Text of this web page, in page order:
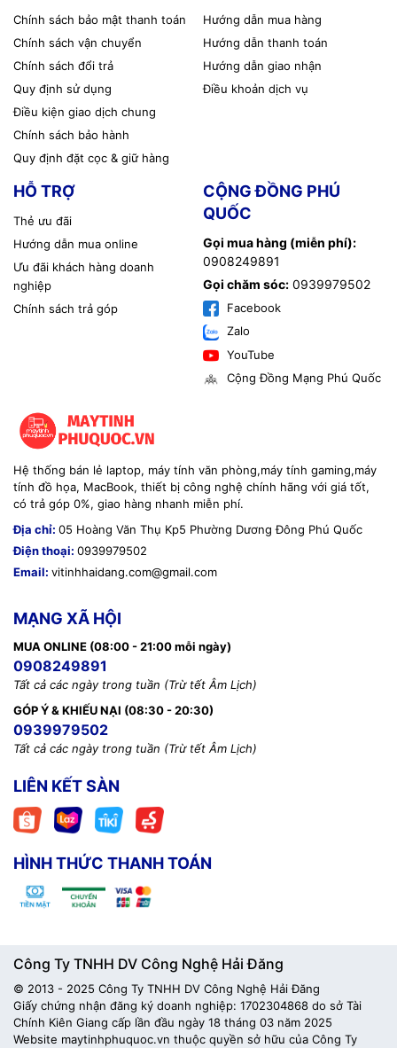
Chính sách bảo mật thanh toán
Chính sách vận chuyển
Chính sách đổi trả
Quy định sử dụng
Điều kiện giao dịch chung
Chính sách bảo hành
Quy định đặt cọc & giữ hàng
Hướng dẫn mua hàng
Hướng dẫn thanh toán
Hướng dẫn giao nhận
Điều khoản dịch vụ
HỖ TRỢ
Thẻ ưu đãi
Hướng dẫn mua online
Ưu đãi khách hàng doanh
nghiệp
Chính sách trả góp
CỘNG ĐỒNG PHÚ
QUỐC
Gọi mua hàng (miễn phí):
0908249891
Gọi chăm sóc: 0939979502
Facebook
Zalo
YouTube
Cộng Đồng Mạng Phú Quốc
Hệ thống bán lẻ laptop, máy tính văn phòng,máy tính gaming,máy
tính đồ họa, MacBook, thiết bị công nghệ chính hãng với giá tốt,
có trả góp 0%, giao hàng nhanh miễn phí.
Địa chỉ: 05 Hoàng Văn Thụ Kp5 Phường Dương Đông Phú Quốc
Điện thoại: 0939979502
Email: vitinhhaidang.com@gmail.com
MẠNG XÃ HỘI
MUA ONLINE (08:00 - 21:00 mỗi ngày)
0908249891
Tất cả các ngày trong tuần (Trừ tết Âm Lịch)
GÓP Ý & KHIẾU NẠI (08:30 - 20:30)
0939979502
Tất cả các ngày trong tuần (Trừ tết Âm Lịch)
LIÊN KẾT SÀN
HÌNH THỨC THANH TOÁN
Công Ty TNHH DV Công Nghệ Hải Đăng
© 2013 - 2025 Công Ty TNHH DV Công Nghệ Hải Đăng
Giấy chứng nhận đăng ký doanh nghiệp: 1702304868 do sở Tài
Chính Kiên Giang cấp lần đầu ngày 18 tháng 03 năm 2025
Website maytinhphuquoc.vn thuộc quyền sở hữu của Công Ty